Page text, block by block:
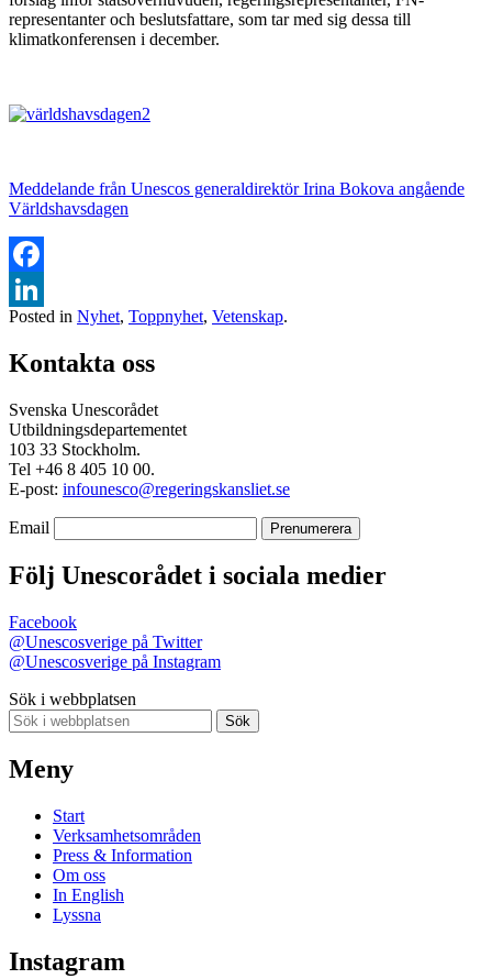
representanter och beslutsfattare, som tar med sig dessa till
klimatkonferensen i december.
Meddelande från Unescos generaldirektör Irina Bokova angående
Världshavsdagen
Facebook
LinkedIn
Posted in Nyhet, Toppnyhet, Vetenskap.
Kontakta oss
Svenska Unescorådet
Utbildningsdepartementet
103 33 Stockholm.
Tel +46 8 405 10 00.
E-post: infounesco@regeringskansliet.se
Email
Följ Unescorådet i sociala medier
Facebook
@Unescosverige på Twitter
@Unescosverige på Instagram
Sök i webbplatsen
Sök
Meny
Start
Verksamhetsområden
Press & Information
Om oss
In English
Lyssna
Instagram